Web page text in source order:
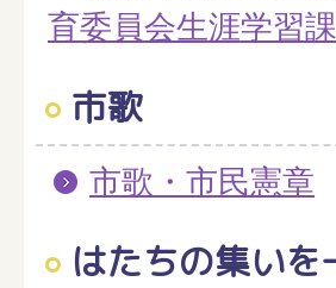
育委員会生涯学習課
市歌
市歌・市民憲章
はたちの集い